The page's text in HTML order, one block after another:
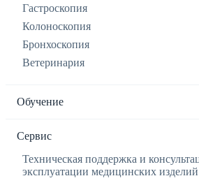
Гастроскопия
Колоноскопия
Бронхоскопия
Ветеринария
Обучение
Сервис
Техническая поддержка и
эксплуатации медицинских изделий